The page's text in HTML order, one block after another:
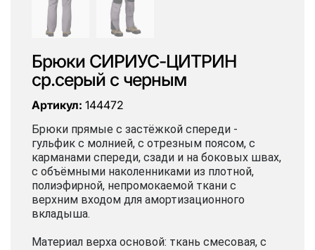
Брюки СИРИУС-ЦИТРИН
ср.серый с черным
Артикул: 144472
Брюки прямые с застёжкой спереди -
гульфик с молнией, с отрезным поясом, с
карманами спереди, сзади и на боковых швах,
с объёмными наколенниками из плотной,
полиэфирной, непромокаемой ткани с
верхним входом для амортизационного
вкладыша.
Материал верха основой: ткань смесовая, с